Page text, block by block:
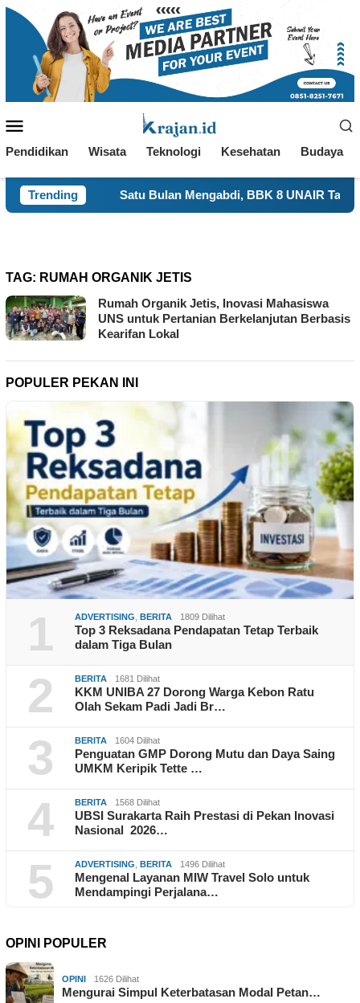
Loncat
Mobile
Pendidikan Wisata Teknologi Kesehatan Budaya
TrendingSatu Bulan Mengabdi, BBK 8 UNAIR Tampilkan
TAG: RUMAH ORGANIK JETIS
Rumah Organik Jetis, Inovasi Mahasiswa
UNS untuk Pertanian Berkelanjutan Berbasis
Kearifan Lokal
POPULER PEKAN INI
1 ADVERTISING BERITA 1809 Dilihat
Top 3 Reksadana Pendapatan Tetap Terbaik
dalam Tiga Bulan
2 BERITA 1681 Dilihat
KKM UNIBA 27 Dorong Warga Kebon Ratu
Olah Sekam Padi Jadi Br…
3 BERITA 1604 Dilihat
Penguatan GMP Dorong Mutu dan Daya Saing
UMKM Keripik Tette …
4 BERITA 1568 Dilihat
UBSI Surakarta Raih Prestasi di Pekan Inovasi
Nasional 2026…
5 ADVERTISING BERITA 1496 Dilihat
Mengenal Layanan MIW Travel Solo untuk
Mendampingi Perjalana…
OPINI POPULER
OPINI 1626 Dilihat
Mengurai Simpul Keterbatasan Modal Petan…